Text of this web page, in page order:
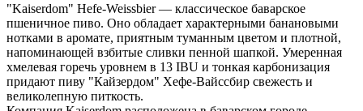
"Kaiserdom" Hefe-Weissbier — классическое баварское
пшеничное пиво. Оно обладает характерными банановыми
нотками в аромате, приятным туманным цветом и плотной,
напоминающей взбитые сливки пенной шапкой. Умеренная
хмелевая горечь уровнем в 13 IBU и тонкая карбонизация
придают пиву "Кайзердом" Хефе-Вайссбир свежесть и
великолепную питкость.